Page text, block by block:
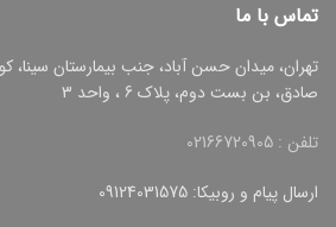
تماس با ما
تهران، میدان حسن آباد، جنب بیمارستان سینا،
صادق، بن بست دوم، پلاک 6 ، واحد 3
تلفن : 02166720905
ارسال پیام و روبیکا: 09124031575